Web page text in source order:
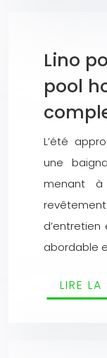
Lino
pool
L’été
une
menant
abordable
LIRE LA